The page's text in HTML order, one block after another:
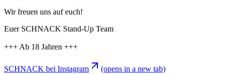
Wir freuen uns auf euch!
Euer SCHNACK Stand-Up Team
+++ Ab 18 Jahren +++
SCHNACK bei Instagram (opens in a new tab)